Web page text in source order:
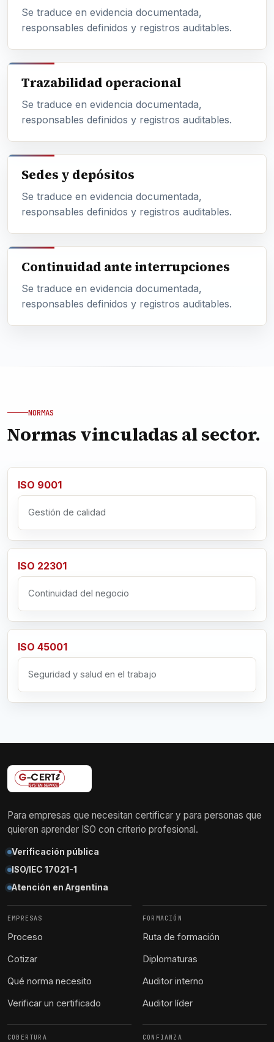
Se traduce en evidencia documentada,
responsables definidos y registros auditables.
Trazabilidad operacional
Se traduce en evidencia documentada,
responsables definidos y registros auditables.
Sedes y depósitos
Se traduce en evidencia documentada,
responsables definidos y registros auditables.
Continuidad ante interrupciones
Se traduce en evidencia documentada,
responsables definidos y registros auditables.
NORMAS
Normas vinculadas al sector.
ISO 9001
Gestión de calidad
ISO 22301
Continuidad del negocio
ISO 45001
Seguridad y salud en el trabajo
Para empresas que necesitan certificar y para personas que
quieren aprender ISO con criterio profesional.
Verificación pública
ISO/IEC 17021-1
Atención en Argentina
EMPRESAS
Proceso
Cotizar
Qué norma necesito
Verificar un certificado
FORMACIÓN
Ruta de formación
Diplomaturas
Auditor interno
Auditor líder
COBERTURA CONFIANZA